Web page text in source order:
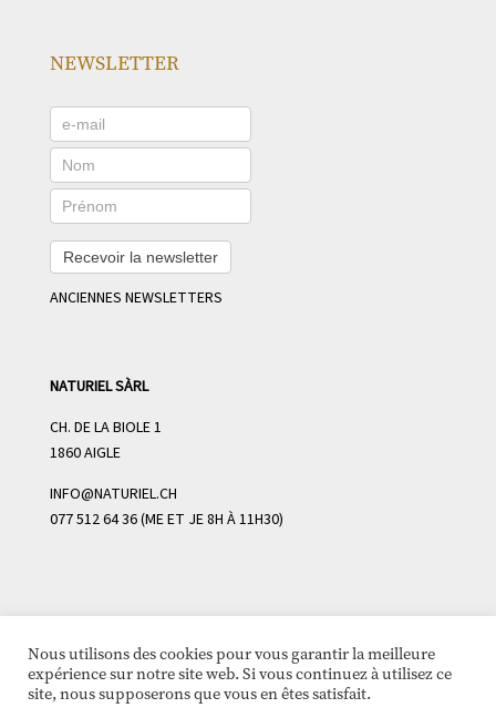
NEWSLETTER
Recevoir la newsletter
ANCIENNES NEWSLETTERS
NATURIEL SÀRL
CH. DE LA BIOLE 1
1860 AIGLE
INFO@NATURIEL.CH
077 512 64 36 (ME ET JE 8H À 11H30)
Nous utilisons des cookies pour vous garantir la meilleure
expérience sur notre site web. Si vous continuez à utilisez ce
site, nous supposerons que vous en êtes satisfait.